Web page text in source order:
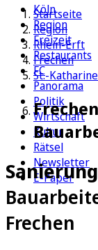
Köln
Region
Freizeit
Restaurants
FC
Panorama
Politik
Wirtschaft
Kultur
Rätsel
Newsletter
E-Paper
Startseite
Region
Rhein-Erft
Frechen
St.-
Sanierung
Frechen